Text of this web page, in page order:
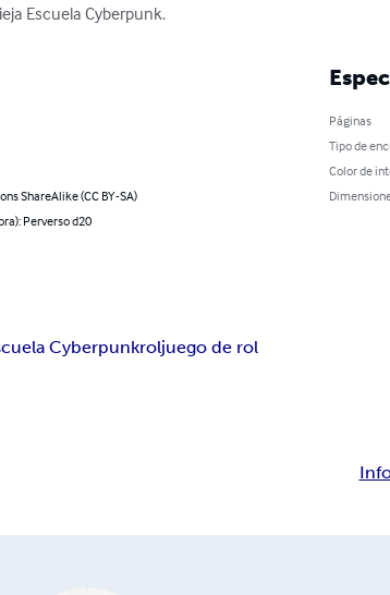
Escuela Cyberpunk.
ShareAlike (CC BY-SA)
Perverso d20
Páginas
Tipo de
Color de
Cyberpunkroljuego de rol